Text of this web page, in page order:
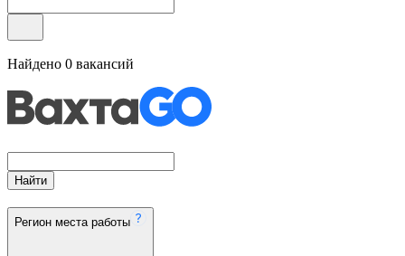
Найдено 0 вакансий
Найти
Регион места работы